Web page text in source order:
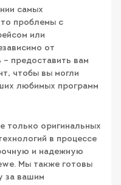
самых
проблемы с
или
от
предоставить вам
чтобы вы могли
любимых программ
только оригинальных
в процессе
и надежную
Мы также готовы
за вашим